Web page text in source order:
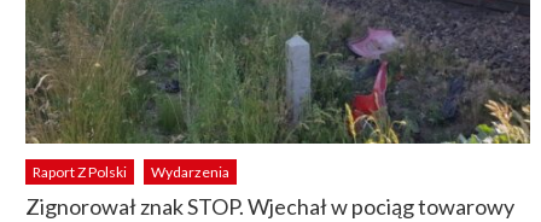
Raport Z Polski Wydarzenia
Zignorował znak STOP. Wjechał w pociąg towarowy